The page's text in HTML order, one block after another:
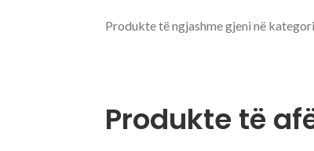
Produkte të ngjashme gjeni në
Produkte të